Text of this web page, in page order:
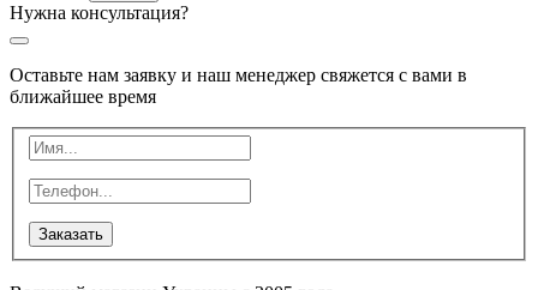
Нужна консультация?
Оставьте нам заявку и наш менеджер свяжется с вами в
ближайшее время
Заказать